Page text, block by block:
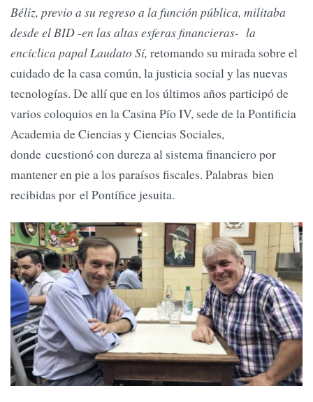
Béliz, previo a su regreso a la función pública, militaba
desde el BID -en las altas esferas financieras- la
encíclica papal Laudato Sí, retomando su mirada sobre el
cuidado de la casa común, la justicia social y las nuevas
tecnologías. De allí que en los últimos años participó de
varios coloquios en la Casina Pío IV, sede de la Pontificia
Academia de Ciencias y Ciencias Sociales,
donde cuestionó con dureza al sistema financiero por
mantener en pie a los paraísos fiscales. Palabras bien
recibidas por el Pontífice jesuita.